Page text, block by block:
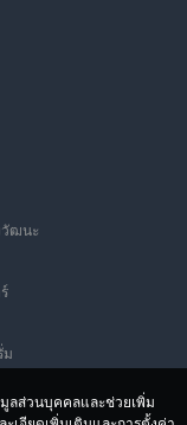
วัฒนะ
ม
ลส่วนบุคคลและช่วยเพิ่ม